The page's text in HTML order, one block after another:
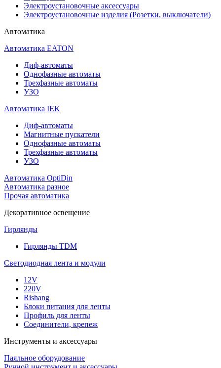
Электроустановочные аксессуары
Электроустановочные изделия (Розетки, выключатели)
Автоматика
Автоматика EATON
Диф-автоматы
Однофазные автоматы
Трехфазные автоматы
УЗО
Автоматика IEK
Диф-автоматы
Магнитные пускатели
Однофазные автоматы
Трехфазные автоматы
УЗО
Автоматика OptiDin
Автоматика разное
Прочая автоматика
Декоративное освещение
Гирлянды
Гирлянды TDM
Светодиодная лента и модули
12V
220V
Rishang
Блоки питания для ленты
Профиль для ленты
Соединители, крепеж
Инструменты и аксессуары
Паяльное оборудование